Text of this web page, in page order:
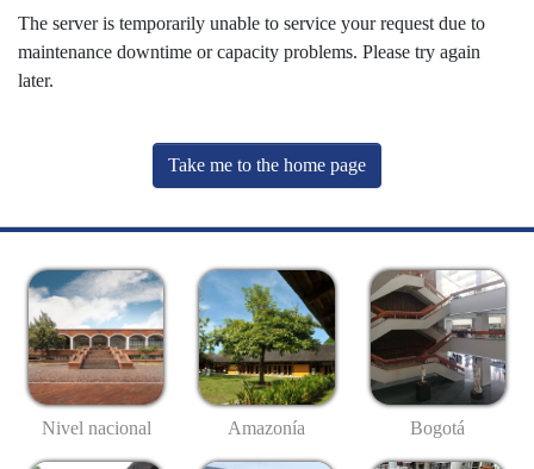
The server is temporarily unable to service your request due to
maintenance downtime or capacity problems. Please try again
later.
Take me to the home page
Nivel nacional Amazonía Bogotá